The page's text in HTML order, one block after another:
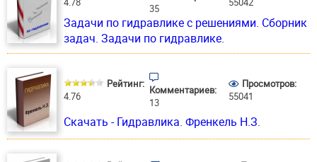
35
Задачи по гидравлике с решениями. Сборник
задач. Задачи по гидравлике.
Рейтинг:
4.76
Комментариев:
13
Просмотров:
55041
Скачать - Гидравлика. Френкель Н.З.